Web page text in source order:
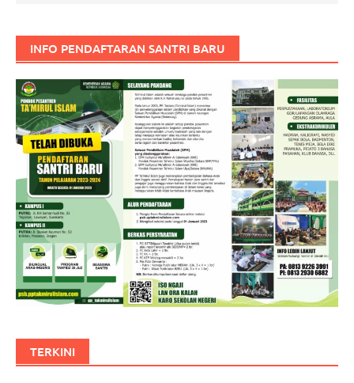
INFO PENDAFTARAN SANTRI BARU
TERKINI